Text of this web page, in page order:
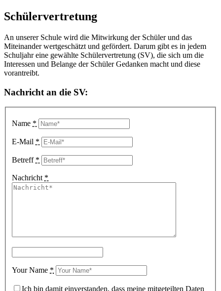
Schüler­vertretung
An unserer Schule wird die Mitwirkung der Schüler und das
Miteinander wertgeschätzt und gefördert. Darum gibt es in jedem
Schuljahr eine gewählte Schülervertretung (SV), die sich um die
Interessen und Belange der Schüler Gedanken macht und diese
vorantreibt.
Nachricht an die SV:
Name *
E-Mail *
Betreff *
Nachricht *
Your Name *
Ich bin damit einverstanden, dass meine mitgeteilten Daten